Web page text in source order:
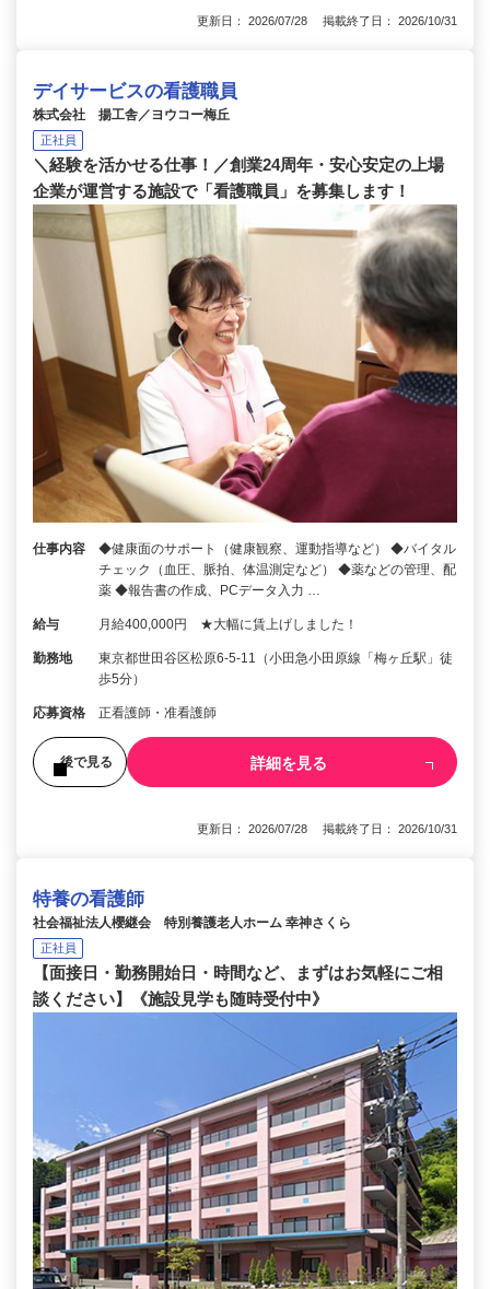
更新日： 2026/07/28 掲載終了日： 2026/10/31
デイサービスの看護職員
株式会社 揚工舎／ヨウコー梅丘
正社員
＼経験を活かせる仕事！／創業24周年・安心安定の上場
企業が運営する施設で「看護職員」を募集します！
仕事内容
◆健康面のサポート（健康観察、運動指導など） ◆バイタル
チェック（血圧、脈拍、体温測定など） ◆薬などの管理、配
薬 ◆報告書の作成、PCデータ入力 …
給与 月給400,000円 ★大幅に賃上げしました！
勤務地
東京都世田谷区松原6-5-11（小田急小田原線「梅ヶ丘駅」徒
歩5分）
応募資格 正看護師・准看護師
後で見る 詳細を見る
更新日： 2026/07/28 掲載終了日： 2026/10/31
特養の看護師
社会福祉法人櫻継会 特別養護老人ホーム 幸神さくら
正社員
【面接日・勤務開始日・時間など、まずはお気軽にご相
談ください】《施設見学も随時受付中》